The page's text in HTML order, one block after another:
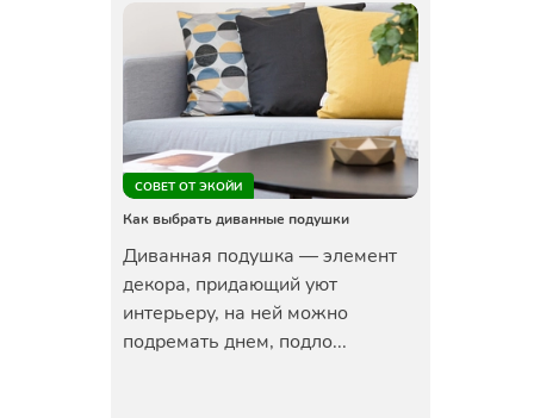
СОВЕТ ОТ ЭКОЙИ
Как выбрать диванные подушки
Диванная подушка — элемент
декора, придающий уют
интерьеру, на ней можно
подремать днем, подло...